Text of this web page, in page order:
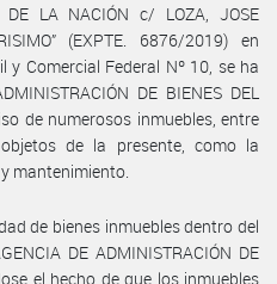
DE LA NACIÓN c/ LOZA, JOSE
(EXPTE. 6876/2019) en
Comercial Federal Nº 10, se ha
DE BIENES DEL
de numerosos inmuebles, entre
de la presente, como la
mantenimiento.
de bienes inmuebles dentro del
DE ADMINISTRACIÓN DE
el hecho de que los inmuebles